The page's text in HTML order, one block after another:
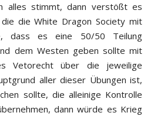
alles stimmt, dann verstößt es
die White Dragon Society mit
dass es eine 50/50 Teilung
dem Westen geben sollte mit
Vetorecht über die jeweilige
aller dieser Übungen ist,
sollte, die alleinige Kontrolle
dann würde es Krieg